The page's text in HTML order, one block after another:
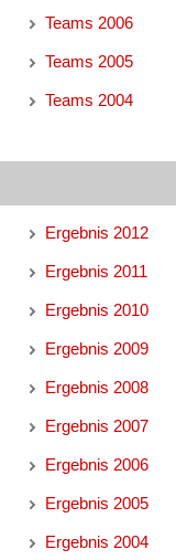
Teams 2006
Teams 2005
Teams 2004
Ergebnis 2012
Ergebnis 2011
Ergebnis 2010
Ergebnis 2009
Ergebnis 2008
Ergebnis 2007
Ergebnis 2006
Ergebnis 2005
Ergebnis 2004